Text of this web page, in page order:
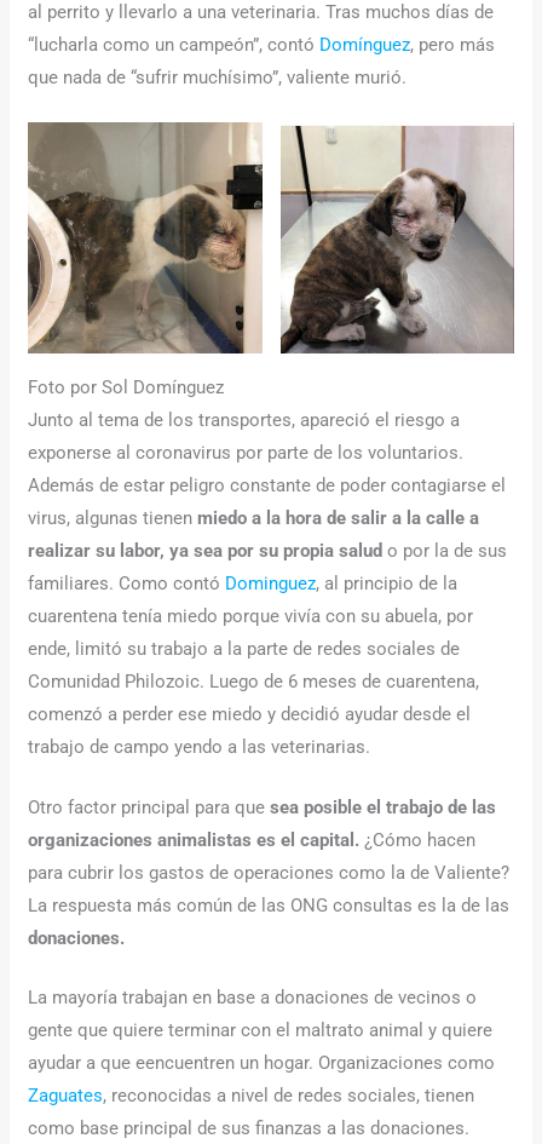
al perrito y llevarlo a una veterinaria. Tras muchos días de
“lucharla como un campeón”, contó Domínguez, pero más
que nada de “sufrir muchísimo”, valiente murió.
Foto por Sol Domínguez
Junto al tema de los transportes, apareció el riesgo a
exponerse al coronavirus por parte de los voluntarios.
Además de estar peligro constante de poder contagiarse el
virus, algunas tienen miedo a la hora de salir a la calle a
realizar su labor, ya sea por su propia saludo por la de sus
familiares. Como contó Dominguez, al principio de la
cuarentena tenía miedo porque vivía con su abuela, por
ende, limitó su trabajo a la parte de redes sociales de
Comunidad Philozoic. Luego de 6 meses de cuarentena,
comenzó a perder ese miedo y decidió ayudar desde el
trabajo de campo yendo a las veterinarias.
Otro factor principal para quesea posible el trabajo de las
organizaciones animalistas es el capital. ¿Cómo hacen
para cubrir los gastos de operaciones como la de Valiente?
La respuesta más común de las ONG consultas es la de las
donaciones.
La mayoría trabajan en base a donaciones de vecinos o
gente que quiere terminar con el maltrato animal y quiere
ayudar a que eencuentren un hogar. Organizaciones como
Zaguates, reconocidas a nivel de redes sociales, tienen
como base principal de sus finanzas a las donaciones.